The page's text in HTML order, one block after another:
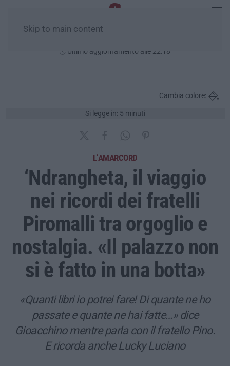
Skip to main content
Ultimo aggiornamento alle 22:18
Si legge in: 5 minuti
Cambia colore:
L’AMARCORD
‘Ndrangheta, il viaggio
nei ricordi dei fratelli
Piromalli tra orgoglio e
nostalgia. «Il palazzo non
si è fatto in una botta»
«Quanti libri io potrei fare! Di quante ne ho
passate e quante ne hai fatte…» dice
Gioacchino mentre parla con il fratello Pino.
E ricorda anche Lucky Luciano